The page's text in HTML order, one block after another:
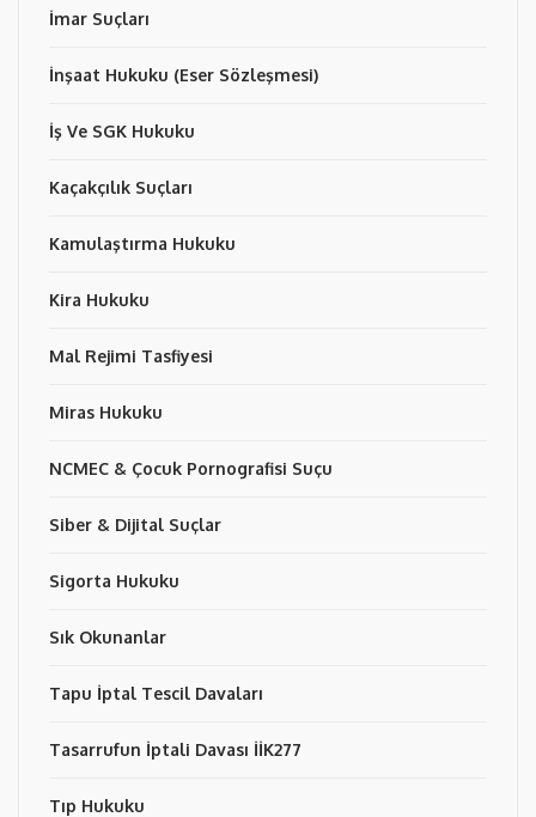
İmar Suçları
İnşaat Hukuku (Eser Sözleşmesi)
İş Ve SGK Hukuku
Kaçakçılık Suçları
Kamulaştırma Hukuku
Kira Hukuku
Mal Rejimi Tasfiyesi
Miras Hukuku
NCMEC & Çocuk Pornografisi Suçu
Siber & Dijital Suçlar
Sigorta Hukuku
Sık Okunanlar
Tapu İptal Tescil Davaları
Tasarrufun İptali Davası İİK277
Tıp Hukuku